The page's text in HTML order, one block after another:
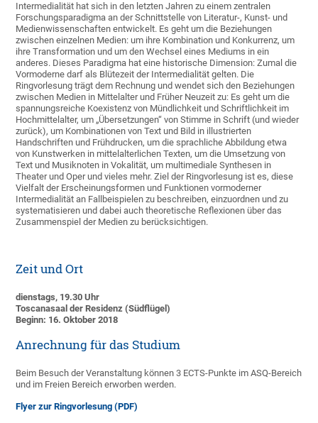
Intermedialität hat sich in den letzten Jahren zu einem zentralen
Forschungsparadigma an der Schnittstelle von Literatur-, Kunst- und
Medienwissenschaften entwickelt. Es geht um die Beziehungen
zwischen einzelnen Medien: um ihre Kombination und Konkurrenz, um
ihre Transformation und um den Wechsel eines Mediums in ein
anderes. Dieses Paradigma hat eine historische Dimension: Zumal die
Vormoderne darf als Blütezeit der Intermedialität gelten. Die
Ringvorlesung trägt dem Rechnung und wendet sich den Beziehungen
zwischen Medien in Mittelalter und Früher Neuzeit zu: Es geht um die
spannungsreiche Koexistenz von Mündlichkeit und Schriftlichkeit im
Hochmittelalter, um „Übersetzungen“ von Stimme in Schrift (und wieder
zurück), um Kombinationen von Text und Bild in illustrierten
Handschriften und Frühdrucken, um die sprachliche Abbildung etwa
von Kunstwerken in mittelalterlichen Texten, um die Umsetzung von
Text und Musiknoten in Vokalität, um multimediale Synthesen in
Theater und Oper und vieles mehr. Ziel der Ringvorlesung ist es, diese
Vielfalt der Erscheinungsformen und Funktionen vormoderner
Intermedialität an Fallbeispielen zu beschreiben, einzuordnen und zu
systematisieren und dabei auch theoretische Reflexionen über das
Zusammenspiel der Medien zu berücksichtigen.
Zeit und Ort
dienstags, 19.30 Uhr
Toscanasaal der Residenz (Südflügel)
Beginn: 16. Oktober 2018
Anrechnung für das Studium
Beim Besuch der Veranstaltung können 3 ECTS-Punkte im ASQ-Bereich
und im Freien Bereich erworben werden.
Flyer zur Ringvorlesung (PDF)